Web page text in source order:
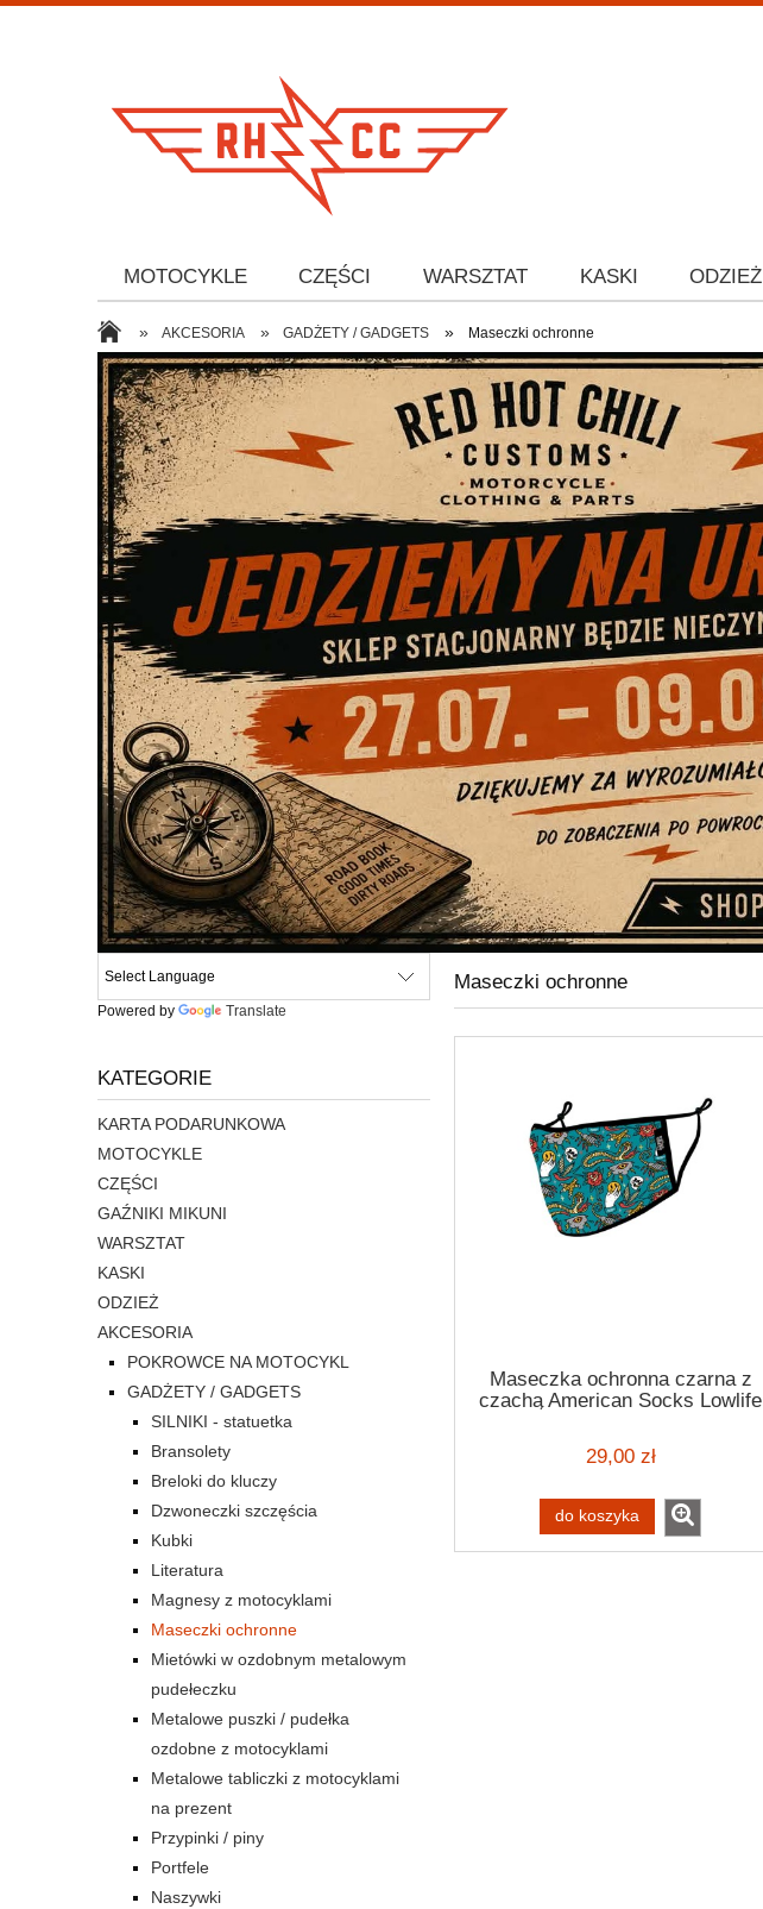
MOTOCYKLE CZĘŚCI WARSZTAT KASKI ODZIEŻ
» AKCESORIA » GADŻETY / GADGETS » Maseczki ochronne
Powered by Translate
KATEGORIE
KARTA PODARUNKOWA
MOTOCYKLE
CZĘŚCI
GAŹNIKI MIKUNI
WARSZTAT
KASKI
ODZIEŻ
AKCESORIA
POKROWCE NA MOTOCYKL
GADŻETY / GADGETS
SILNIKI - statuetka
Bransolety
Breloki do kluczy
Dzwoneczki szczęścia
Kubki
Literatura
Magnesy z motocyklami
Maseczki ochronne
Mietówki w ozdobnym metalowym
pudełeczku
Metalowe puszki / pudełka
ozdobne z motocyklami
Metalowe tabliczki z motocyklami
na prezent
Przypinki / piny
Portfele
Naszywki
Maseczki ochronne
Maseczka ochronna czarna z
czachą American Socks Lowlife
maska ochronna tatuaż
tatuażemaseczka we wzorki
29,00 zł
do koszyka